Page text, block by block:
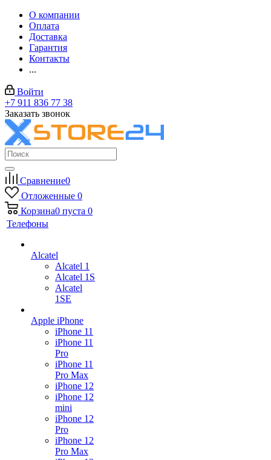
О компании
Оплата
Доставка
Гарантия
Контакты
...
Войти
+7 911 836 77 38
Заказать звонок
Сравнение0
Отложенные 0
Корзина0 пуста 0
Телефоны
Alcatel
Alcatel 1
Alcatel 1S
Alcatel
1SE
Apple iPhone
iPhone 11
iPhone 11
Pro
iPhone 11
Pro Max
iPhone 12
iPhone 12
mini
iPhone 12
Pro
iPhone 12
Pro Max